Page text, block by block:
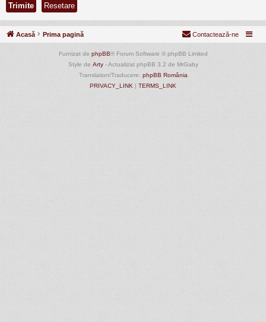
Acasă Prima pagină Contactează-ne
Furnizat de phpBB® Forum Software © phpBB Limited
Style de Arty- Actualizat phpBB 3.2 de MrGaby
Translation/Traducere: phpBB România
PRIVACY_LINK | TERMS_LINK